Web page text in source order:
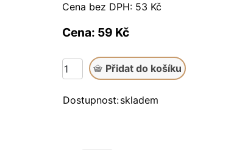
Cena bez DPH: 53 Kč
Cena: 59 Kč
Dostupnost:skladem